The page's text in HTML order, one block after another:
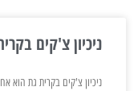
ניכיון צ'קים
ניכיון צ'קים בקרית גת הוא